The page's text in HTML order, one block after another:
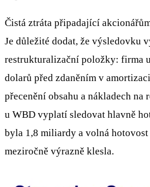
Čistá ztráta připadající
Je důležité dodat, že výsledovku
restrukturalizační položky: firma
dolarů před zdaněním v
přecenění obsahu a nákladech na
u WBD vyplatí sledovat hlavně
byla 1,8 miliardy a volná
meziročně výrazně klesla.